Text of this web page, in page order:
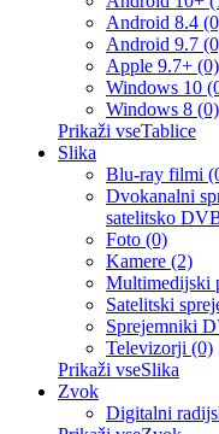
Android 8.4
Android 9.7
Apple 9.7+ (0)
Windows 10
Windows 8 (0)
Prikaži vseTablice
Slika
Blu-ray filmi
Dvokanalni
satelitsko
Foto (0)
Kamere (2)
Multimedijski
Satelitski
Sprejemniki
Televizorji (0)
Prikaži vseSlika
Zvok
Digitalni